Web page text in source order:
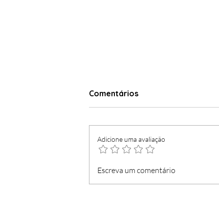
Madeirense concorre
contra figura distinguida
Comentários
Adicione uma avaliação
Escreva um comentário